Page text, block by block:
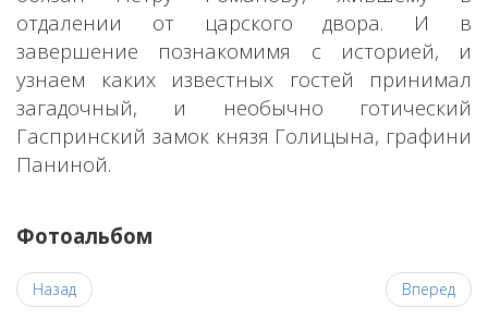
отдалении от царского двора. И в
завершение познакомимя с историей, и
узнаем каких известных гостей принимал
загадочный, и необычно готический
Гаспринский замок князя Голицына, графини
Паниной.
Фотоальбом
Назад Вперед